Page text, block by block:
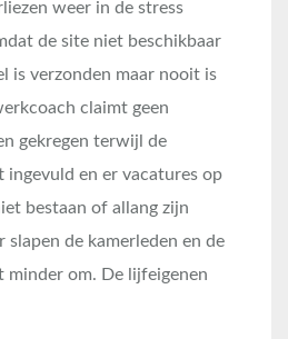
weer in de stress
de site niet beschikbaar
is verzonden maar nooit is
claimt geen
gekregen terwijl de
ingevuld en er vacatures op
bestaan of allang zijn
slapen de kamerleden en de
minder om. De lijfeigenen